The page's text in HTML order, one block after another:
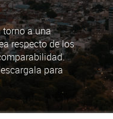
torno a una
respecto de los
para